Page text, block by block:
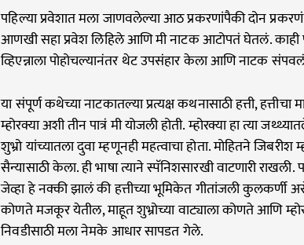
पहिल्या प्रवेशात मला जाणवलेल्या आठ प्रकरणांपैकी दोन
आणखी सहा प्रवेश लिहिले आणि मी नाटक आटोपतं घेतलं. काही
व्हिएन्नाला पोहोचल्यानंतर थेट उपसंहार केला आणि नाटक
या संपूर्ण कथेच्या नाटकातल्या प्रत्यक्ष कथनासाठी हत्ती, हत्तीचा
म्होरक्या अशी तीन पात्रं मी योजली होती. म्होरक्या हा त्या
शुभ्रो यांच्यातला दुवा म्हणूनही महत्वाचा होता. मोहितने
सैन्यासाठी केला. ही भाषा त्याने स्पॅनिशसारखी वाटणारी
जेव्हा हे नक्की झालं की हत्तीच्या भूमिकेत गीतांजली कुलकर्णी
कोणते मजकूर येतील, माहूत शुभ्रोच्या वाट्याला कोणते आणि
निवडीसाठी मला नेमके आधार सापडत गेले.